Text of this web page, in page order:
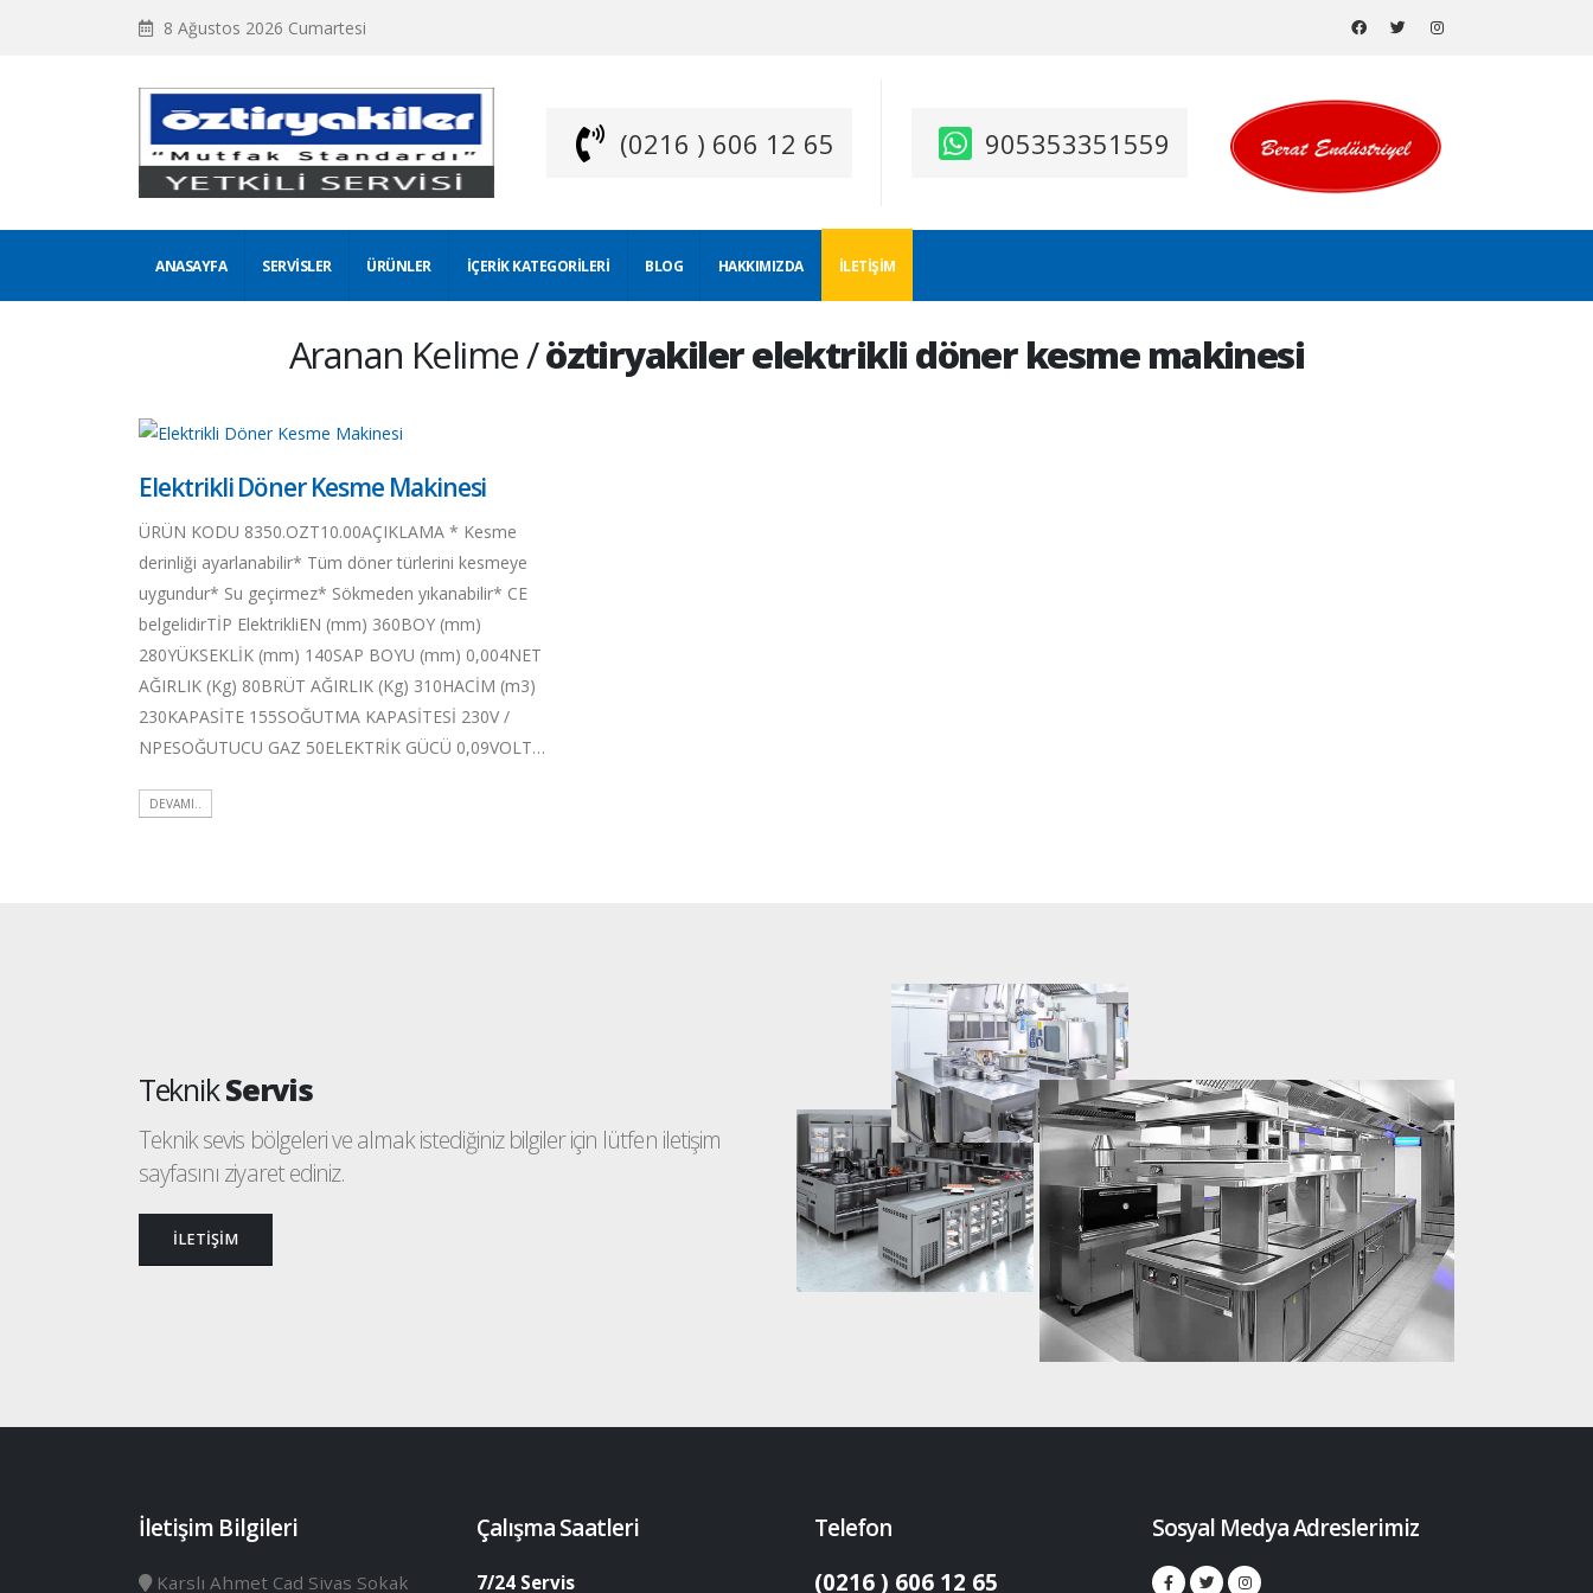
8 Ağustos 2026 Cumartesi
(0216 ) 606 12 65 905353351559
ANASAYFA SERVISLER ÜRÜNLER İÇERIK KATEGORILERI BLOG HAKKIMIZDA İLETIŞIM
Aranan Kelime /öztiryakiler elektrikli döner kesme makinesi
Elektrikli Döner Kesme Makinesi
ÜRÜN KODU 8350.OZT10.00AÇIKLAMA * Kesme
derinliği ayarlanabilir* Tüm döner türlerini kesmeye
uygundur* Su geçirmez* Sökmeden yıkanabilir* CE
belgelidirTİP ElektrikliEN (mm) 360BOY (mm)
280YÜKSEKLİK (mm) 140SAP BOYU (mm) 0,004NET
AĞIRLIK (Kg) 80BRÜT AĞIRLIK (Kg) 310HACİM (m3)
230KAPASİTE 155SOĞUTMA KAPASİTESİ 230V /
NPESOĞUTUCU GAZ 50ELEKTRİK GÜCÜ 0,09VOLT…
DEVAMI..
TeknikServis
Teknik sevis bölgeleri ve almak istediğiniz bilgiler için lütfen iletişim
sayfasını ziyaret ediniz.
İLETİŞİM
İletişim Bilgileri
Karslı Ahmet Cad Sivas Sokak
Çalışma Saatleri
7/24 Servis
Telefon
(0216 ) 606 12 65
Sosyal Medya Adreslerimiz